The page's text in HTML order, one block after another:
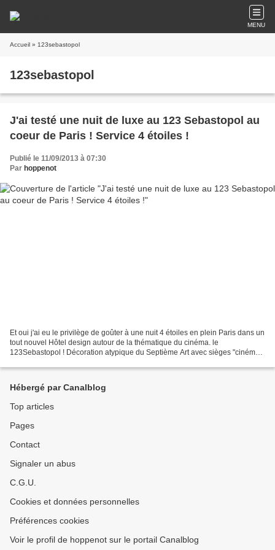
MENU
Accueil » 123sebastopol
123sebastopol
J'ai testé une nuit de luxe au 123 Sebastopol au
coeur de Paris ! Service 4 étoiles !
Publié le 11/09/2013 à 07:30
Par hoppenot
Et oui j'ai eu le privilège de goûter à une nuit 4 étoiles en plein Paris dans un
tout nouvel Hôtel design autour de la thématique du cinéma. le
123Sebastopol ! Décoration atypique du Septième Art avec sièges "cinéma"
Hébergé par Canalblog
Top articles
Pages
Contact
Signaler un abus
C.G.U.
Cookies et données personnelles
Préférences cookies
Voir le profil de hoppenot sur le portail Canalblog